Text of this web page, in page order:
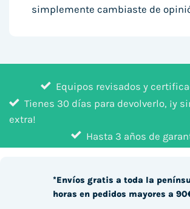
simplemente cambiaste de
Equipos revisados y
Tienes 30 días para devolverlo, ¡y
extra!
Hasta 3 años de
*Envíos gratis a toda la
horas en pedidos mayores a